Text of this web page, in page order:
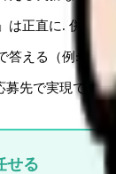
は正直に. 併願は
答える（例: 〇
募先で実現できる
せる